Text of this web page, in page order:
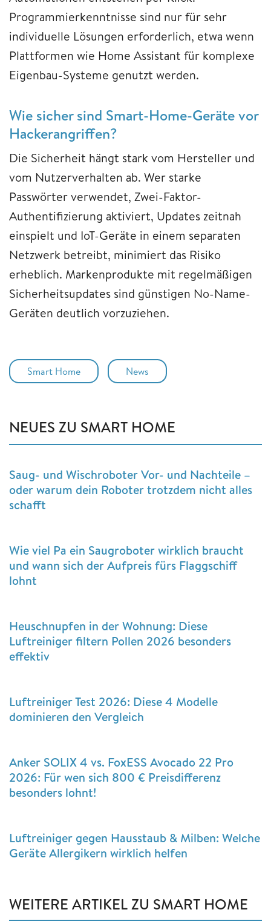
Programmierkenntnisse sind nur für sehr
individuelle Lösungen erforderlich, etwa wenn
Plattformen wie Home Assistant für komplexe
Eigenbau-Systeme genutzt werden.
Wie sicher sind Smart-Home-Geräte vor
Hackerangriffen?
Die Sicherheit hängt stark vom Hersteller und
vom Nutzerverhalten ab. Wer starke
Passwörter verwendet, Zwei-Faktor-
Authentifizierung aktiviert, Updates zeitnah
einspielt und IoT-Geräte in einem separaten
Netzwerk betreibt, minimiert das Risiko
erheblich. Markenprodukte mit regelmäßigen
Sicherheitsupdates sind günstigen No-Name-
Geräten deutlich vorzuziehen.
Smart Home News
NEUES ZU SMART HOME
Saug- und Wischroboter Vor- und Nachteile –
oder warum dein Roboter trotzdem nicht alles
schafft
Wie viel Pa ein Saugroboter wirklich braucht
und wann sich der Aufpreis fürs Flaggschiff
lohnt
Heuschnupfen in der Wohnung: Diese
Luftreiniger filtern Pollen 2026 besonders
effektiv
Luftreiniger Test 2026: Diese 4 Modelle
dominieren den Vergleich
Anker SOLIX 4 vs. FoxESS Avocado 22 Pro
2026: Für wen sich 800 € Preisdifferenz
besonders lohnt!
Luftreiniger gegen Hausstaub & Milben: Welche
Geräte Allergikern wirklich helfen
WEITERE ARTIKEL ZU SMART HOME